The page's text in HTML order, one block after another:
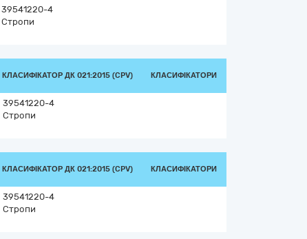
39541220-4
Стропи
КЛАСИФІКАТОР ДК 021:2015 (CPV) КЛАСИФІКАТОРИ
39541220-4
Стропи
КЛАСИФІКАТОР ДК 021:2015 (CPV) КЛАСИФІКАТОРИ
39541220-4
Стропи